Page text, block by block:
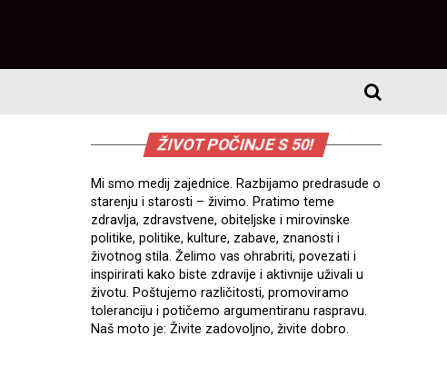
ŽIVOT POČINJE S 50!
Mi smo medij zajednice. Razbijamo predrasude o
starenju i starosti – živimo. Pratimo teme
zdravlja, zdravstvene, obiteljske i mirovinske
politike, politike, kulture, zabave, znanosti i
životnog stila. Želimo vas ohrabriti, povezati i
inspirirati kako biste zdravije i aktivnije uživali u
životu. Poštujemo različitosti, promoviramo
toleranciju i potičemo argumentiranu raspravu.
Naš moto je: Živite zadovoljno, živite dobro.